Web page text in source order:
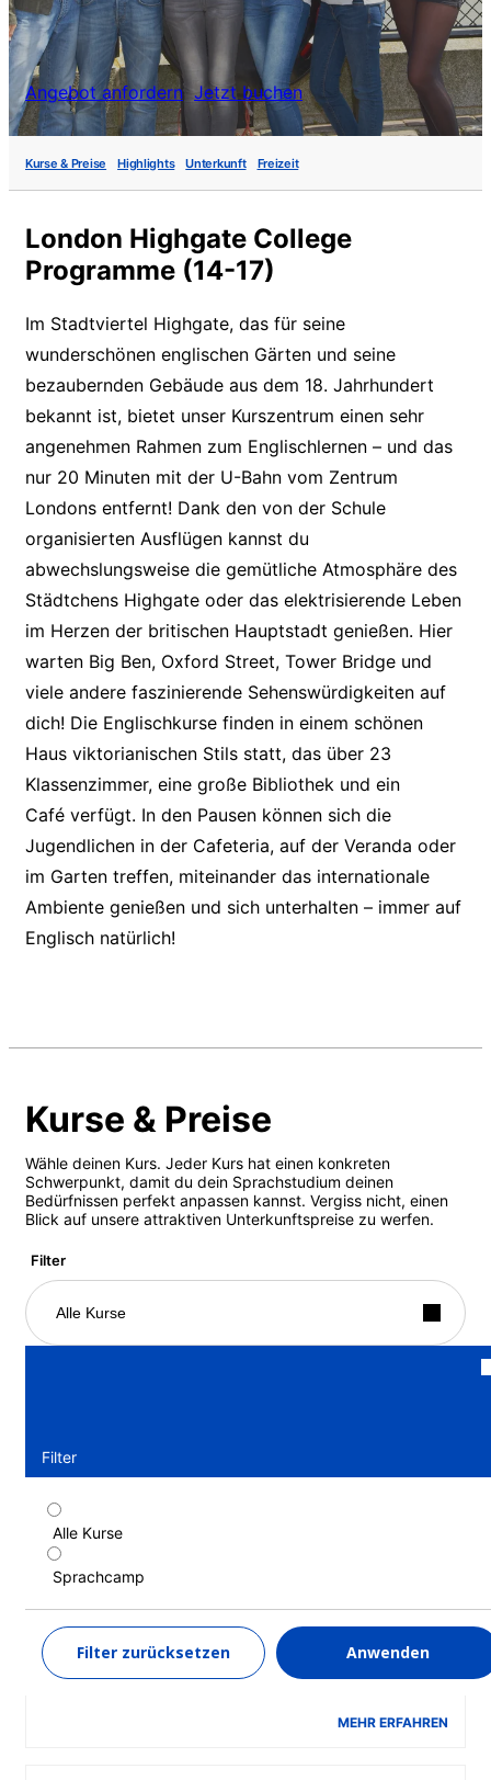
Angebot anfordern Jetzt buchen
Kurse & Preise Highlights Unterkunft Freizeit
London Highgate College
Programme (14-17)
Im Stadtviertel Highgate, das für seine
wunderschönen englischen Gärten und seine
bezaubernden Gebäude aus dem 18. Jahrhundert
bekannt ist, bietet unser Kurszentrum einen sehr
angenehmen Rahmen zum Englischlernen – und das
nur 20 Minuten mit der U-Bahn vom Zentrum
Londons entfernt! Dank den von der Schule
organisierten Ausflügen kannst du
abwechslungsweise die gemütliche Atmosphäre des
Städtchens Highgate oder das elektrisierende Leben
im Herzen der britischen Hauptstadt genießen. Hier
warten Big Ben, Oxford Street, Tower Bridge und
viele andere faszinierende Sehenswürdigkeiten auf
dich! Die Englischkurse finden in einem schönen
Haus viktorianischen Stils statt, das über 23
Klassenzimmer, eine große Bibliothek und ein
Café verfügt. In den Pausen können sich die
Jugendlichen in der Cafeteria, auf der Veranda oder
im Garten treffen, miteinander das internationale
Ambiente genießen und sich unterhalten – immer auf
Englisch natürlich!
Kurse & Preise
Wähle deinen Kurs. Jeder Kurs hat einen konkreten
Schwerpunkt, damit du dein Sprachstudium deinen
Bedürfnissen perfekt anpassen kannst. Vergiss nicht, einen
Blick auf unsere attraktiven Unterkunftspreise zu werfen.
Filter
Alle Kurse
Filter
Alle Kurse
Sprachcamp
Filter zurücksetzen Anwenden
Intensivprogramm Englisch
(Einzelzimmer) (Gastfamilie) (14-17 Jahre)
1 Wocheab
1 130 EUR
MEHR ERFAHREN